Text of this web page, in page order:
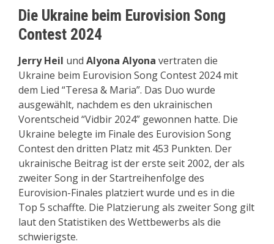
Die Ukraine beim Eurovision Song
Contest 2024
Jerry Heil und Alyona Alyona vertraten die
Ukraine beim Eurovision Song Contest 2024 mit
dem Lied “Teresa & Maria”. Das Duo wurde
ausgewählt, nachdem es den ukrainischen
Vorentscheid “Vidbir 2024” gewonnen hatte. Die
Ukraine belegte im Finale des Eurovision Song
Contest den dritten Platz mit 453 Punkten. Der
ukrainische Beitrag ist der erste seit 2002, der als
zweiter Song in der Startreihenfolge des
Eurovision-Finales platziert wurde und es in die
Top 5 schaffte. Die Platzierung als zweiter Song gilt
laut den Statistiken des Wettbewerbs als die
schwierigste.